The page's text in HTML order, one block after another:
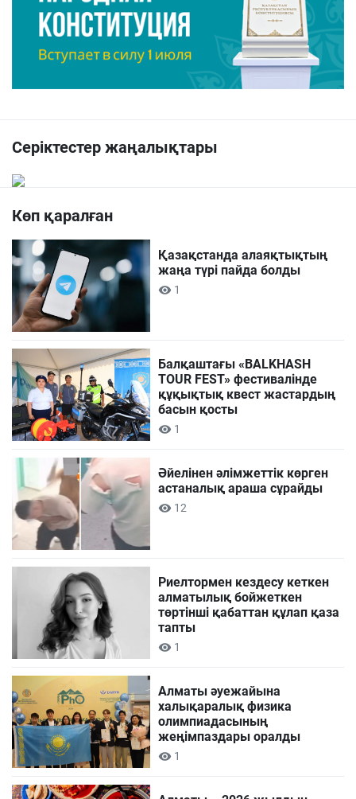
Серіктестер жаңалықтары
Көп қаралған
Қазақстанда алаяқтықтың
жаңа түрі пайда болды
1
Балқаштағы «BALKHASH
TOUR FEST» фестивалінде
құқықтық квест жастардың
басын қосты
1
Әйелінен әлімжеттік көрген
астаналық араша сұрайды
12
Риелтормен кездесу кеткен
алматылық бойжеткен
төртінші қабаттан құлап қаза
тапты
1
Алматы әуежайына
халықаралық физика
олимпиадасының
жеңімпаздары оралды
1